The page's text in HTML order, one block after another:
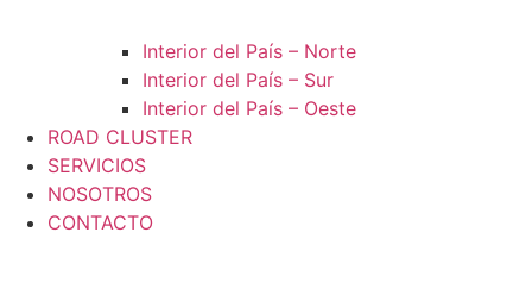
Interior del País – Norte
Interior del País – Sur
Interior del País – Oeste
ROAD CLUSTER
SERVICIOS
NOSOTROS
CONTACTO